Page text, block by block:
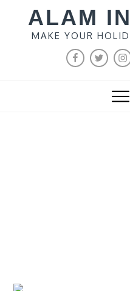
content
ALAM
MAKE YOUR
FACEBOOK